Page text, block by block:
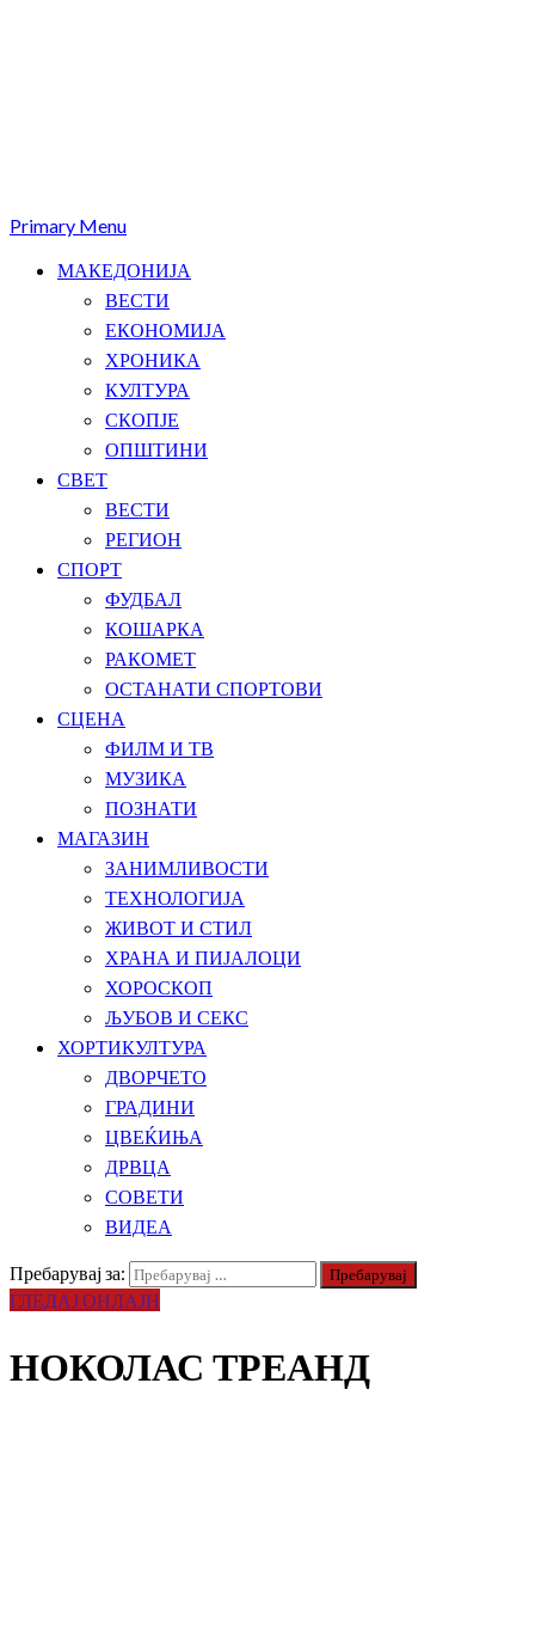
Primary Menu
МАКЕДОНИЈА
ВЕСТИ
ЕКОНОМИЈА
ХРОНИКА
КУЛТУРА
СКОПЈЕ
ОПШТИНИ
СВЕТ
ВЕСТИ
РЕГИОН
СПОРТ
ФУДБАЛ
КОШАРКА
РАКОМЕТ
ОСТАНАТИ СПОРТОВИ
СЦЕНА
ФИЛМ И ТВ
МУЗИКА
ПОЗНАТИ
МАГАЗИН
ЗАНИМЛИВОСТИ
ТЕХНОЛОГИЈА
ЖИВОТ И СТИЛ
ХРАНА И ПИЈАЛОЦИ
ХОРОСКОП
ЉУБОВ И СЕКС
ХОРТИКУЛТУРА
ДВОРЧЕТО
ГРАДИНИ
ЦВЕЌИЊА
ДРВЦА
СОВЕТИ
ВИДЕА
Пребарувај за:
ГЛЕДАЈ ОНЛАЈН
НОКОЛАС ТРЕАНД